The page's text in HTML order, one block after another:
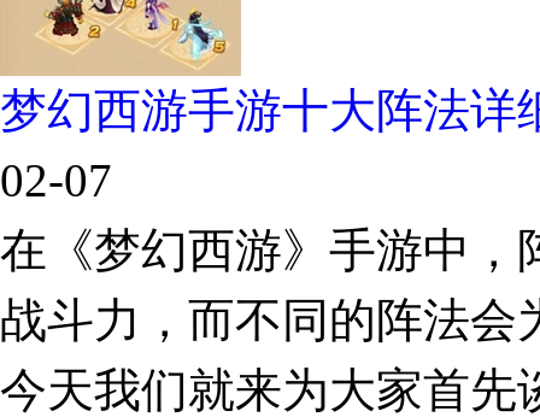
梦幻西游手游十大阵法详
02-07
在《梦幻西游》手游中，
战斗力，而不同的阵法会
今天我们就来为大家首先